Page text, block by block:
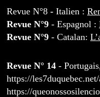
Revue N°8 - Italien :
Revue N°9 - Espagnol :
Revue N°9 - Catalan:
Revue N° 14 -
https://
https://